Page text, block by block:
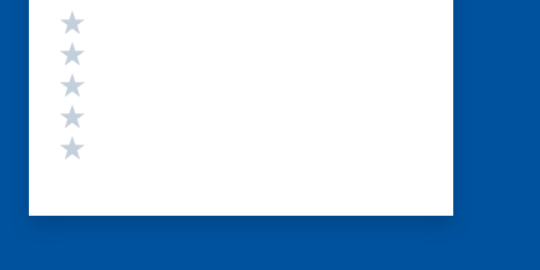
Valutazione